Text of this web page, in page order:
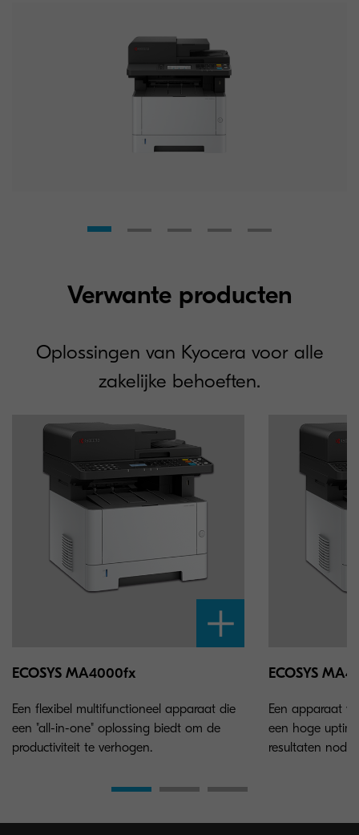
Verwante producten
Oplossingen van Kyocera voor alle
zakelijke behoeften.
ECOSYS MA4000fx
Een flexibel multifunctioneel apparaat die
een "all-in-one" oplossing biedt om de
productiviteit te verhogen.
ECOSYS
Een apparaat
een hoge
resultaten